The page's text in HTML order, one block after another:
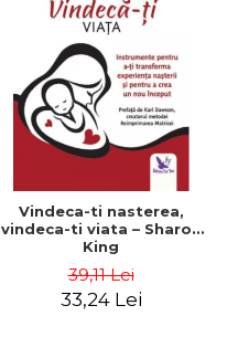
Vindeca-ti nasterea,
vindeca-ti viata – Sharon
King
39,11 Lei
33,24 Lei